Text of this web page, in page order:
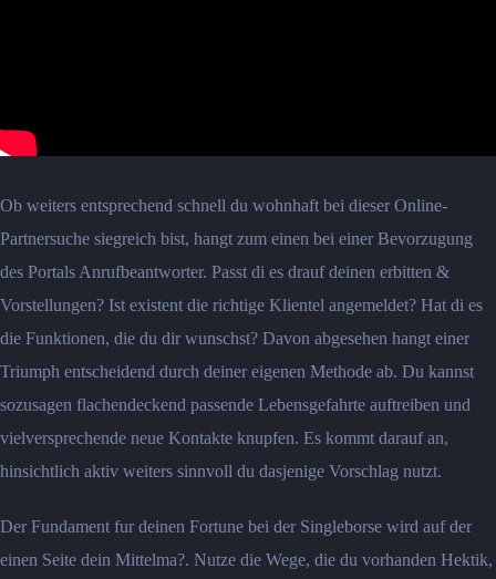
Ob weiters entsprechend schnell du wohnhaft bei dieser Online-
Partnersuche siegreich bist, hangt zum einen bei einer Bevorzugung
des Portals Anrufbeantworter. Passt di es drauf deinen erbitten &
Vorstellungen? Ist existent die richtige Klientel angemeldet? Hat di es
die Funktionen, die du dir wunschst? Davon abgesehen hangt einer
Triumph entscheidend durch deiner eigenen Methode ab. Du kannst
sozusagen flachendeckend passende Lebensgefahrte auftreiben und
vielversprechende neue Kontakte knupfen. Es kommt darauf an,
hinsichtlich aktiv weiters sinnvoll du dasjenige Vorschlag nutzt.
Der Fundament fur deinen Fortune bei der Singleborse wird auf der
einen Seite dein Mittelma?. Nutze die Wege, die du vorhanden Hektik,